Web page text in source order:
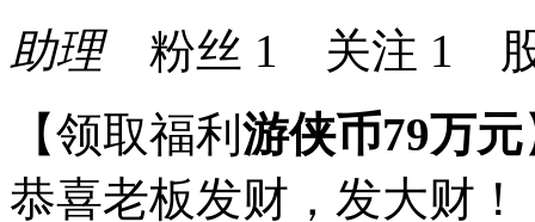
助理粉丝 1 关注 1
【领取福利 游侠币79万元
恭喜老板发财，发大财！